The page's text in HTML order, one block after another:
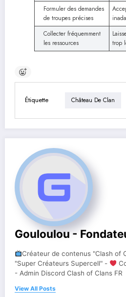
Formuler des demandes
de troupes précises
Collecter fréquemment
les ressources
trop
Étiquette Château De Clan
Gouloulou -
Créateur de contenus "Clash of
"Super Créateurs Supercell" -
- Admin Discord Clash of Clans FR
View All Posts